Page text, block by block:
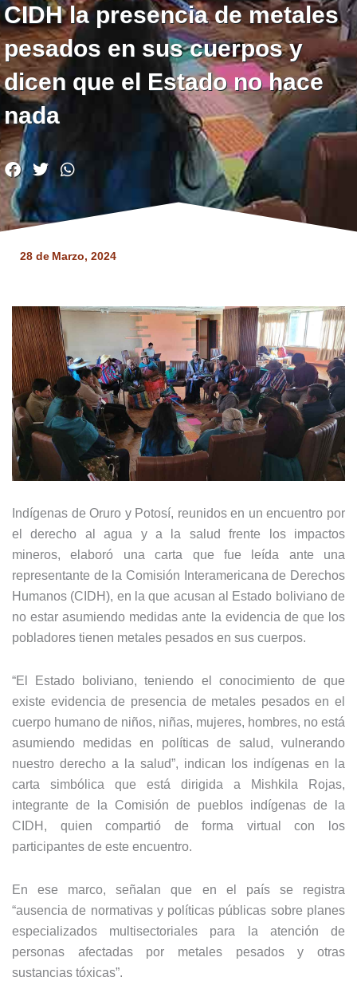
CIDH la presencia de metales
pesados en sus cuerpos y
dicen que el Estado no hace
nada
28 de Marzo, 2024
Indígenas de Oruro y Potosí, reunidos en un encuentro por
el derecho al agua y a la salud frente los impactos
mineros, elaboró una carta que fue leída ante una
representante de la Comisión Interamericana de Derechos
Humanos (CIDH), en la que acusan al Estado boliviano de
no estar asumiendo medidas ante la evidencia de que los
pobladores tienen metales pesados en sus cuerpos.
“El Estado boliviano, teniendo el conocimiento de que
existe evidencia de presencia de metales pesados en el
cuerpo humano de niños, niñas, mujeres, hombres, no está
asumiendo medidas en políticas de salud, vulnerando
nuestro derecho a la salud”, indican los indígenas en la
carta simbólica que está dirigida a Mishkila Rojas,
integrante de la Comisión de pueblos indígenas de la
CIDH, quien compartió de forma virtual con los
participantes de este encuentro.
En ese marco, señalan que en el país se registra
“ausencia de normativas y políticas públicas sobre planes
especializados multisectoriales para la atención de
personas afectadas por metales pesados y otras
sustancias tóxicas”.